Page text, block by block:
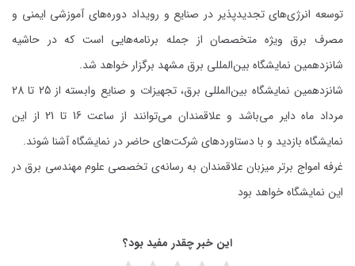
توسعه انرژی‌های تجدیدپذیر در صنایع و رویداد دوره‌های آموزشی ایمنی و
مصرف برق ویژه متخصصان از جمله برنامه‌هایی است که در حاشیه
شانزدهمین نمایشگاه بین‌المللی برق مشهد برگزار خواهد شد.
شانزدهمین نمایشگاه بین‌المللی برق، تجهیزات و صنایع وابسته از 25 تا 28
مرداد ماه دایر می‌باشد و علاقمندان می‌توانند از ساعت 16 تا 21 از این
نمایشگاه بازدید و با دستاوردهای شرکت‌های حاضر در نمایشگاه آشنا شوند.
غرفه امواج برتر میزبان علاقمندان به رسانه‌ی تخصصی علوم مهندسی برق در
این نمایشگاه خواهد بود
این خبر چقدر مفید بود؟